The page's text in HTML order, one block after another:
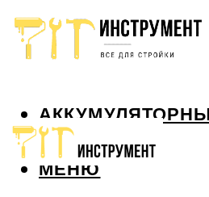
МЕНЮ